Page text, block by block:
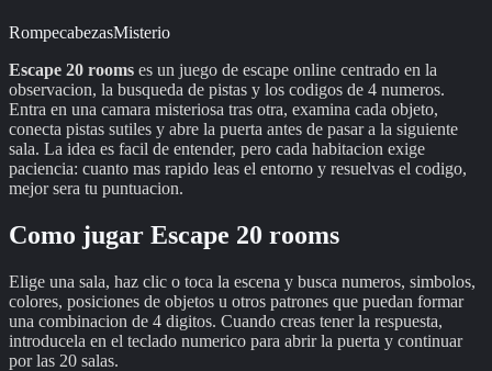
RompecabezasMisterio
Escape 20 rooms es un juego de escape online centrado en la
observacion, la busqueda de pistas y los codigos de 4 numeros.
Entra en una camara misteriosa tras otra, examina cada objeto,
conecta pistas sutiles y abre la puerta antes de pasar a la siguiente
sala. La idea es facil de entender, pero cada habitacion exige
paciencia: cuanto mas rapido leas el entorno y resuelvas el codigo,
mejor sera tu puntuacion.
Como jugar Escape 20 rooms
Elige una sala, haz clic o toca la escena y busca numeros, simbolos,
colores, posiciones de objetos u otros patrones que puedan formar
una combinacion de 4 digitos. Cuando creas tener la respuesta,
introducela en el teclado numerico para abrir la puerta y continuar
por las 20 salas.